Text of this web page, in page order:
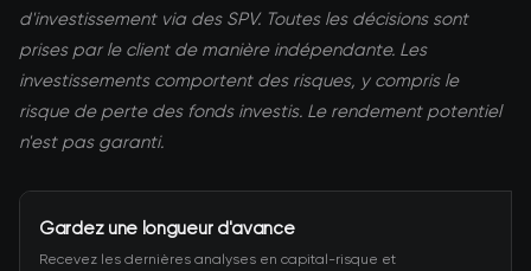
d'investissement via des SPV. Toutes les décisions sont
prises par le client de manière indépendante. Les
investissements comportent des risques, y compris le
risque de perte des fonds investis. Le rendement potentiel
n'est pas garanti.
Gardez une longueur d'avance
Recevez les dernières analyses en capital-risque et